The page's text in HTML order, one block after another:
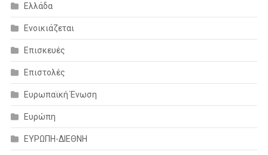
Ελλάδα
Ενοικιάζεται
Επισκευές
Επιστολές
Ευρωπαϊκή Ένωση
Ευρώπη
ΕΥΡΩΠΗ-ΔΙΕΘΝΗ